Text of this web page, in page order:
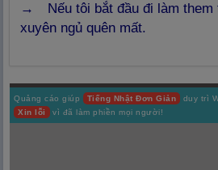
→ Nếu tôi bắt đầu đi làm them
xuyên ngủ quên mất.
Quảng cáo giúp Tiếng Nhật Đơn Giản duy trì
Xin lỗi
vì đã làm phiền mọi người!